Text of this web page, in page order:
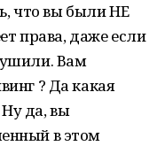
что вы были НЕ
права, даже если
Вам
? Да какая
Ну да, вы
в этом